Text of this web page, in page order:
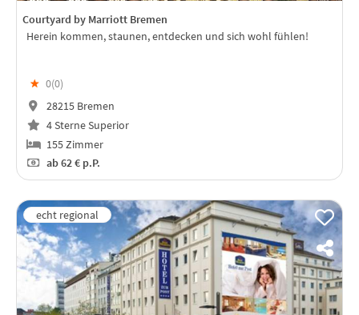
Courtyard by Marriott Bremen
Herein kommen, staunen, entdecken und sich wohl fühlen!
★ 0(0)
28215 Bremen
4 Sterne Superior
155 Zimmer
ab62 € p.P.